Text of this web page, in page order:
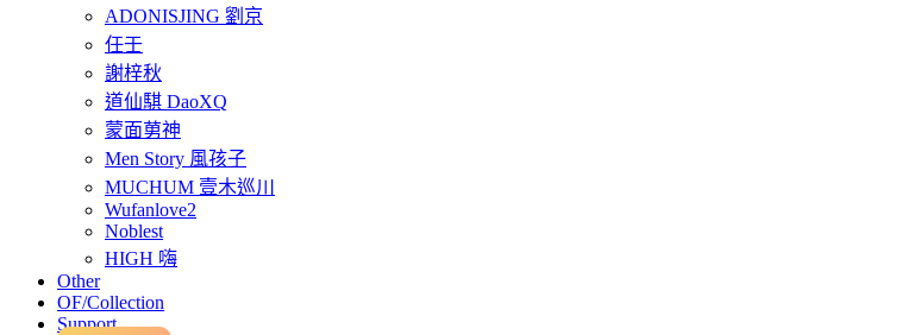
ADONISJING 劉京
任壬
謝梓秋
道仙騏 DaoXQ
蒙面莮神
Men Story 風孩子
MUCHUM 壹木巡川
Wufanlove2
Noblest
HIGH 嗨
Other
OF/Collection
Support